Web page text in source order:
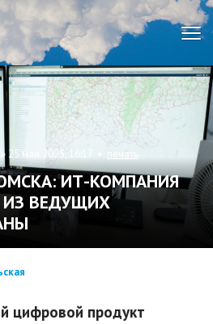
25 мая 2025, 16:17 • печать
ИТ-КОМПАНИЯ
ВЕДУЩИХ
цифровой продукт